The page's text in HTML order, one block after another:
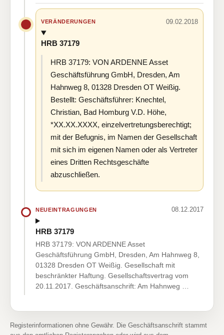
VERÄNDERUNGEN 09.02.2018
HRB 37179
HRB 37179: VON ARDENNE Asset
Geschäftsführung GmbH, Dresden, Am
Hahnweg 8, 01328 Dresden OT Weißig.
Bestellt: Geschäftsführer: Knechtel,
Christian, Bad Homburg V.D. Höhe,
*XX.XX.XXXX, einzelvertretungsberechtigt;
mit der Befugnis, im Namen der Gesellschaft
mit sich im eigenen Namen oder als Vertreter
eines Dritten Rechtsgeschäfte
abzuschließen.
NEUEINTRAGUNGEN 08.12.2017
HRB 37179
HRB 37179: VON ARDENNE Asset
Geschäftsführung GmbH, Dresden, Am Hahnweg 8,
01328 Dresden OT Weißig. Gesellschaft mit
beschränkter Haftung. Gesellschaftsvertrag vom
20.11.2017. Geschäftsanschrift: Am Hahnweg …
Registerinformationen ohne Gewähr. Die Geschäftsanschrift stammt